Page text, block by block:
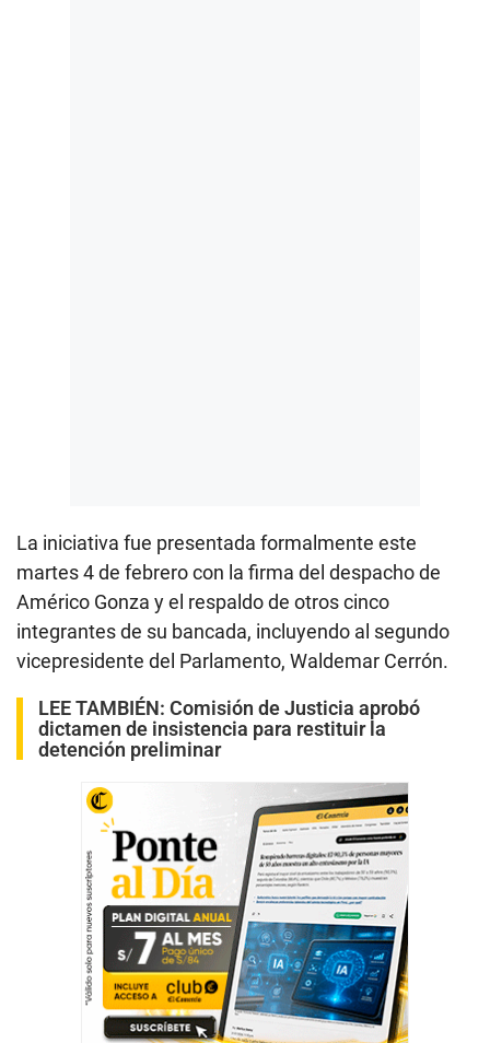
La iniciativa fue presentada formalmente este
martes 4 de febrero con la firma del despacho de
Américo Gonza y el respaldo de otros cinco
integrantes de su bancada, incluyendo al segundo
vicepresidente del Parlamento, Waldemar Cerrón.
LEE TAMBIÉN: Comisión de Justicia aprobó
dictamen de insistencia para restituir la
detención preliminar